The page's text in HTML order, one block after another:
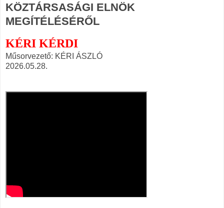
KÖZTÁRSASÁGI ELNÖK
MEGÍTÉLÉSÉRŐL
KÉRI KÉRDI
Műsorvezető: KÉRI ÁSZLÓ
2026.05.28.